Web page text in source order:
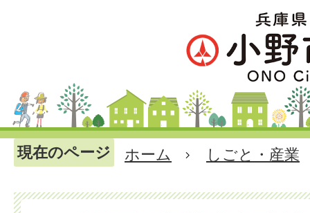
現在のページ ホーム しごと・産業